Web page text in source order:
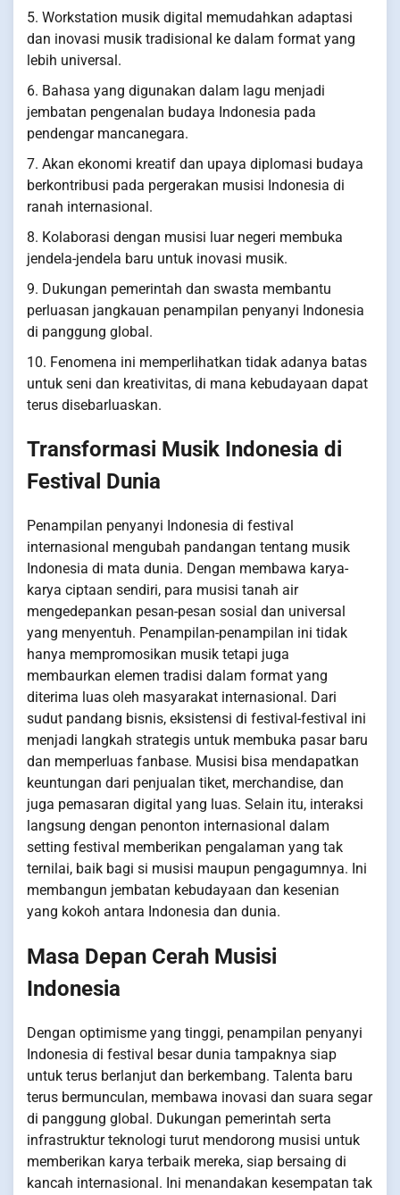
5. Workstation musik digital memudahkan adaptasi
dan inovasi musik tradisional ke dalam format yang
lebih universal.
6. Bahasa yang digunakan dalam lagu menjadi
jembatan pengenalan budaya Indonesia pada
pendengar mancanegara.
7. Akan ekonomi kreatif dan upaya diplomasi budaya
berkontribusi pada pergerakan musisi Indonesia di
ranah internasional.
8. Kolaborasi dengan musisi luar negeri membuka
jendela-jendela baru untuk inovasi musik.
9. Dukungan pemerintah dan swasta membantu
perluasan jangkauan penampilan penyanyi Indonesia
di panggung global.
10. Fenomena ini memperlihatkan tidak adanya batas
untuk seni dan kreativitas, di mana kebudayaan dapat
terus disebarluaskan.
Transformasi Musik Indonesia di
Festival Dunia
Penampilan penyanyi Indonesia di festival
internasional mengubah pandangan tentang musik
Indonesia di mata dunia. Dengan membawa karya-
karya ciptaan sendiri, para musisi tanah air
mengedepankan pesan-pesan sosial dan universal
yang menyentuh. Penampilan-penampilan ini tidak
hanya mempromosikan musik tetapi juga
membaurkan elemen tradisi dalam format yang
diterima luas oleh masyarakat internasional. Dari
sudut pandang bisnis, eksistensi di festival-festival ini
menjadi langkah strategis untuk membuka pasar baru
dan memperluas fanbase. Musisi bisa mendapatkan
keuntungan dari penjualan tiket, merchandise, dan
juga pemasaran digital yang luas. Selain itu, interaksi
langsung dengan penonton internasional dalam
setting festival memberikan pengalaman yang tak
ternilai, baik bagi si musisi maupun pengagumnya. Ini
membangun jembatan kebudayaan dan kesenian
yang kokoh antara Indonesia dan dunia.
Masa Depan Cerah Musisi
Indonesia
Dengan optimisme yang tinggi, penampilan penyanyi
Indonesia di festival besar dunia tampaknya siap
untuk terus berlanjut dan berkembang. Talenta baru
terus bermunculan, membawa inovasi dan suara segar
di panggung global. Dukungan pemerintah serta
infrastruktur teknologi turut mendorong musisi untuk
memberikan karya terbaik mereka, siap bersaing di
kancah internasional. Ini menandakan kesempatan tak